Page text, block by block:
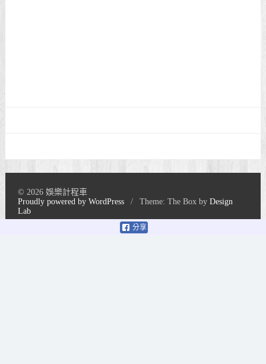
分享
© 2026 娛樂計程車
Proudly powered by WordPress
/ Theme: The Box byDesign
Lab